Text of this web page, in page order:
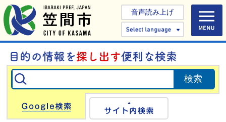
音声読み上げ
Select
Google検索